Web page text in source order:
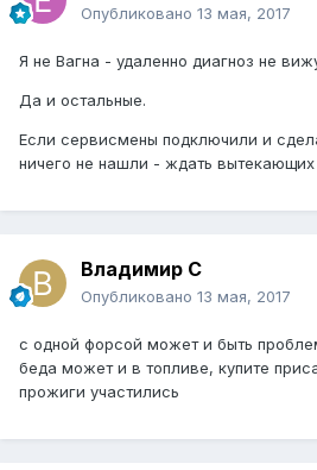
Опубликовано 13 мая, 2017
Я не Вагна - удаленно диагноз не
Да и остальные.
Если сервисмены подключили и
ничего не нашли - ждать вытекающих
Владимир С
Опубликовано 13 мая, 2017
с одной форсой может и быть
беда может и в топливе, купите
прожиги участились